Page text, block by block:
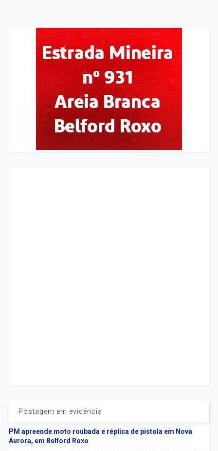
Postagem em evidência
PM apreende moto roubada e réplica de pistola em Nova
Aurora, em Belford Roxo